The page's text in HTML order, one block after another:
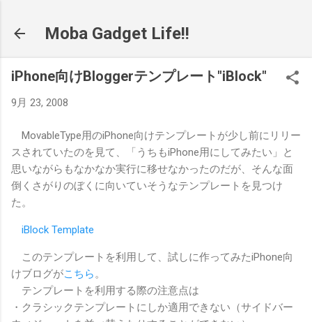
Moba Gadget Life!!
iPhone向けBloggerテンプレート"iBlock"
9月 23, 2008
MovableType用のiPhone向けテンプレートが少し前にリリー
スされていたのを見て、「うちもiPhone用にしてみたい」と
思いながらもなかなか実行に移せなかったのだが、そんな面
倒くさがりのぼくに向いていそうなテンプレートを見つけ
た。
iBlock Template
このテンプレートを利用して、試しに作ってみたiPhone向
けブログがこちら 。
テンプレートを利用する際の注意点は
・クラシックテンプレートにしか適用できない（サイドバー